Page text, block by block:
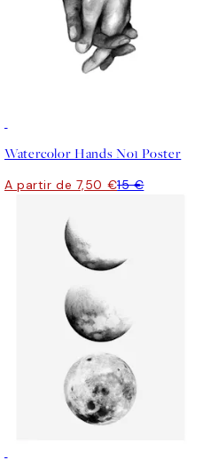
Watercolor Hands No1 Poster
A partir de 7,50 €15 €